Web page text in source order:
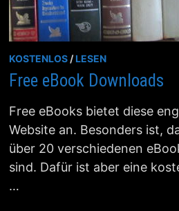
KOSTENLOS /LESEN
Free eBook Downloads
Free eBooks bietet diese
Website an. Besonders ist,
über 20 verschiedenen
sind. Dafür ist aber eine
…